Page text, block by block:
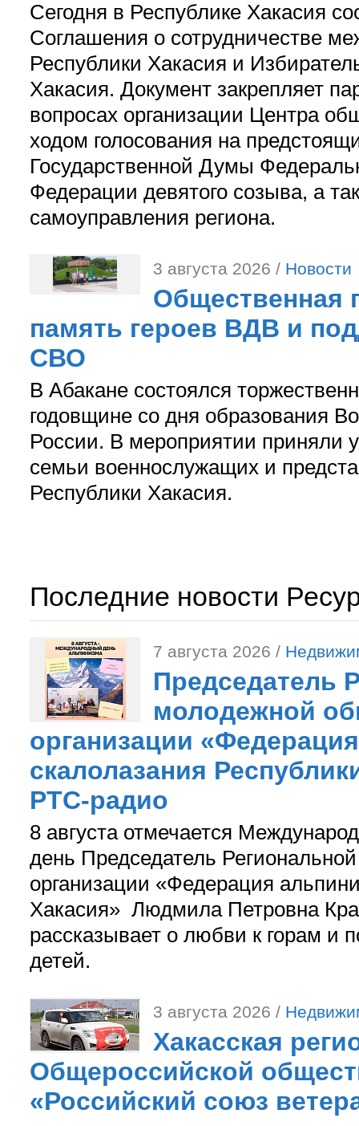
Сегодня в Республике Хакасия
Соглашения о сотрудничестве
Республики Хакасия и
Хакасия. Документ закрепляет
вопросах организации Центра
ходом голосования на
Государственной Думы
Федерации девятого созыва, а
самоуправления региона.
3 августа 2026 / Новости
Общественная
память героев ВДВ и
СВО
В Абакане состоялся
годовщине со дня образования
России. В мероприятии приняли
семьи военнослужащих и
Республики Хакасия.
Последние новости
7 августа 2026 /
Председатель
молодежной
организации
скалолазания
РТС-радио
8 августа отмечается
день Председатель
организации «Федерация
Хакасия» Людмила Петровна
рассказывает о любви к горам и
детей.
3 августа 2026 /
Хакасская
Общероссийской
«Российский союз